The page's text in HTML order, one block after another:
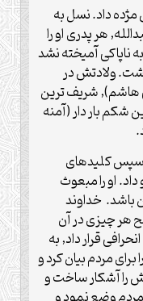
داد. نسل به
هر پدرى او را
ناپاكى آميخته نشد
ولادتش در
هاشم), شريف ترين
بار دار (آمنه
سپس كليدهاى
او را مبعوث
باشد. خداوند
هر چيزى در آن
قرار داد, به
مردم بيان كرد و
را آشكار ساخت و